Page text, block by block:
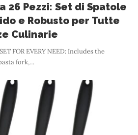
26 Pezzi: Set di Spatole
e Robusto per Tutte
Culinarie
FOR EVERY NEED: Includes the
fork,…